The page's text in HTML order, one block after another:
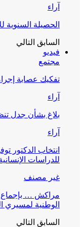
آراء
الحصيلة السنوية
السابق التالي
فيديو
مجتمع
تفكيك عصابة
آراء
بلاغ بشأن جدل
آراء
انتخاب الدكتور
للدراسات
غير مصنف
مراكش … بإجماع
الوطنية لمسيري
السابق التالي